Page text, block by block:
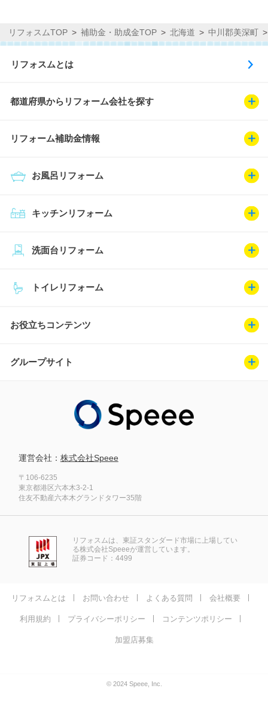
リフォスムTOP 補助金・助成金TOP 北海道 中川郡美深町
リフォスムとは
都道府県からリフォーム会社を探す
リフォーム補助金情報
キッチンリフォーム
お風呂リフォーム
トイレリフォーム
洗面台リフォーム
お役立ちコンテンツ
グループサイト
運営会社： 株式会社Speee
〒106-6235
東京都港区六本木3-2-1
住友不動産六本木グランドタワー35階
リフォスムは、東証スタンダード市場に上場してい
る株式会社Speeeが運営しています。
証券コード：4499
リフォスムとは お問い合わせ よくある質問 会社概要
利用規約 プライバシーポリシー コンテンツポリシー
加盟店募集
© 2024 Speee, Inc.